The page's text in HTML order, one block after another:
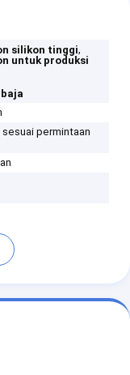
silikon tinggi,
untuk produksi
permintaan